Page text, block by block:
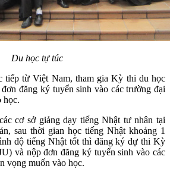
Du học tự túc
tiếp từ Việt Nam, tham gia Kỳ thi du học
đăng ký tuyển sinh vào các trường đại
học.
cơ sở giảng dạy tiếng Nhật tư nhân tại
sau thời gian học tiếng Nhật khoảng 1
độ tiếng Nhật tốt thì đăng ký dự thi Kỳ
và nộp đơn đăng ký tuyển sinh vào các
vọng muốn vào học.